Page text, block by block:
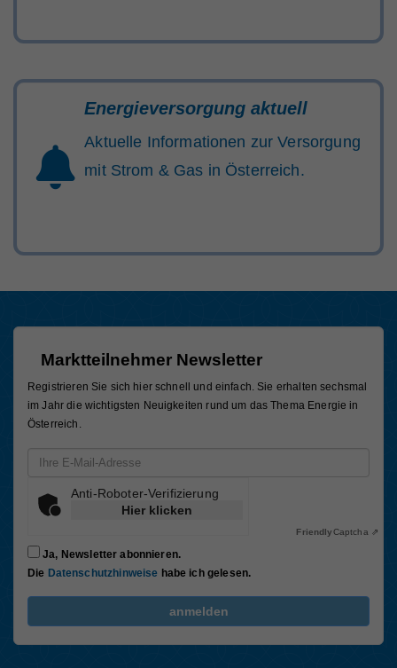
Energieversorgung aktuell
Aktuelle Informationen zur Versorgung
mit Strom & Gas in Österreich.
Marktteilnehmer Newsletter
Registrieren Sie sich hier schnell und einfach. Sie erhalten sechsmal
im Jahr die wichtigsten Neuigkeiten rund um das Thema Energie in
Österreich.
Email-Adresse
Anti-Roboter-Verifizierung
Hier klicken
FriendlyCaptcha ⇗
Ja, Newsletter abonnieren.
Die Datenschutzhinweise habe ich gelesen.
FriendlyCaptcha Checkbox (keine Interaktion)
anmelden